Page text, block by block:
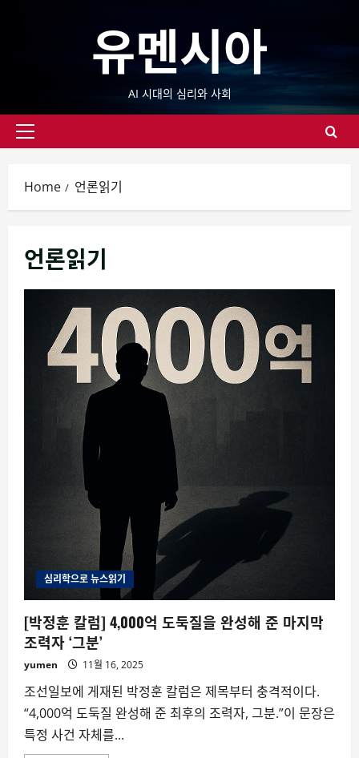
유멘시아
AI 시대의 심리와 사회
Primary
Home 언론읽기
언론읽기
심리학으로 뉴스읽기
[박정훈 칼럼] 4,000억 도둑질을 완성해 준 마지막
조력자 ‘그분’
yumen 11월 16, 2025
조선일보에 게재된 박정훈 칼럼은 제목부터 충격적이다.
“4,000억 도둑질 완성해 준 최후의 조력자, 그분.”이 문장은
특정 사건 자체를...